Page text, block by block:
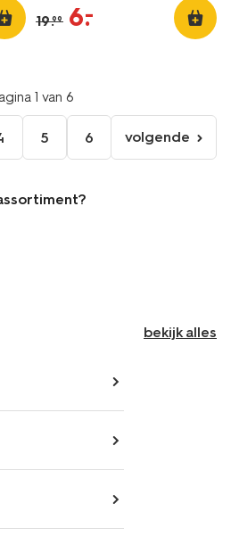
19.99 6.
–
1 van 6
5 6
volgende
pagina
volgende
bekijk alles